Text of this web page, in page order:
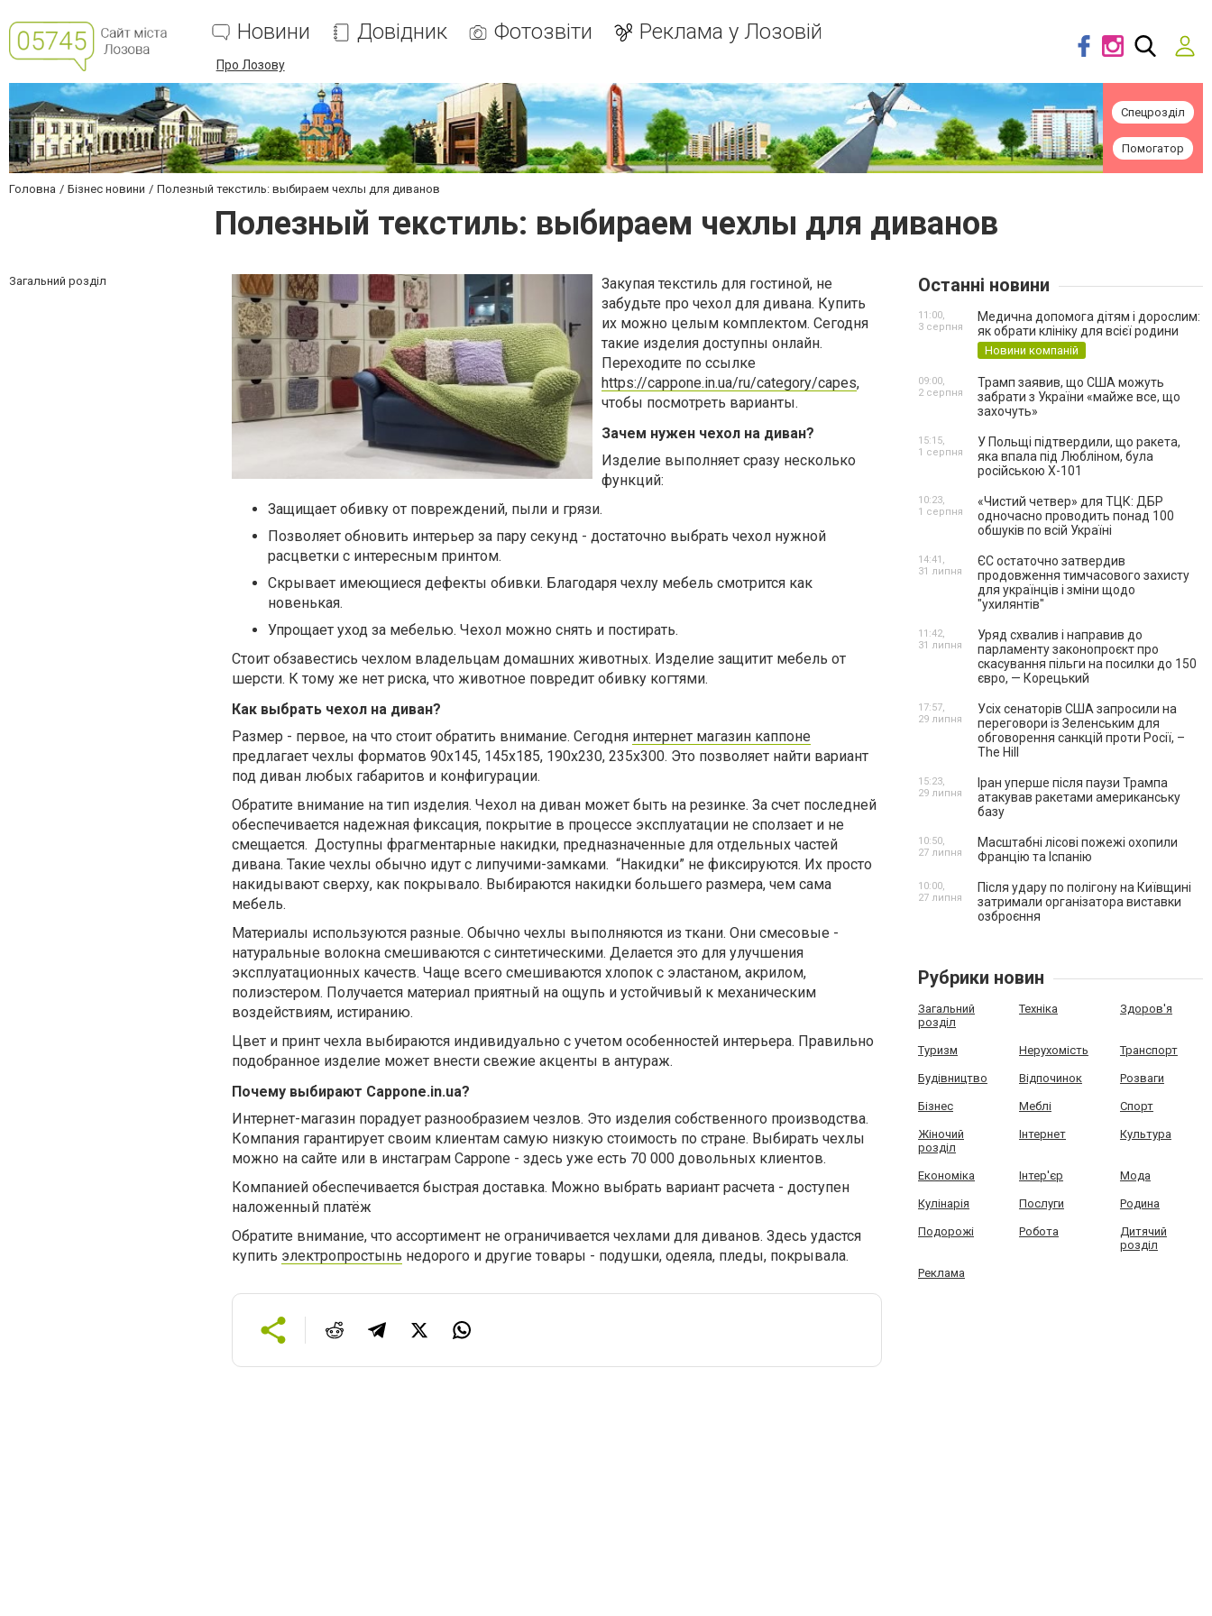
Новини Довідник Фотозвіти Реклама у Лозовій
Про Лозову
Спецрозділ
Помогатор
Головна Бізнес новини Полезный текстиль: выбираем чехлы для диванов
Полезный текстиль: выбираем чехлы для диванов
Загальний розділ
Закупая текстиль для гостиной, не
забудьте про чехол для дивана. Купить
их можно целым комплектом. Сегодня
такие изделия доступны онлайн.
Переходите по ссылке
https://cappone.in.ua/ru/category/capes,
чтобы посмотреть варианты.
Зачем нужен чехол на диван?
Изделие выполняет сразу несколько
функций:
Защищает обивку от повреждений, пыли и грязи.
Позволяет обновить интерьер за пару секунд - достаточно выбрать чехол нужной
расцветки с интересным принтом.
Скрывает имеющиеся дефекты обивки. Благодаря чехлу мебель смотрится как
новенькая.
Упрощает уход за мебелью. Чехол можно снять и постирать.
Стоит обзавестись чехлом владельцам домашних животных. Изделие защитит мебель от
шерсти. К тому же нет риска, что животное повредит обивку когтями.
Как выбрать чехол на диван?
Размер - первое, на что стоит обратить внимание. Сегодня интернет магазин каппоне
предлагает чехлы форматов 90х145, 145х185, 190х230, 235х300. Это позволяет найти вариант
под диван любых габаритов и конфигурации.
Обратите внимание на тип изделия. Чехол на диван может быть на резинке. За счет последней
обеспечивается надежная фиксация, покрытие в процессе эксплуатации не сползает и не
смещается. Доступны фрагментарные накидки, предназначенные для отдельных частей
дивана. Такие чехлы обычно идут с липучими-замками. “Накидки” не фиксируются. Их просто
накидывают сверху, как покрывало. Выбираются накидки большего размера, чем сама
мебель.
Материалы используются разные. Обычно чехлы выполняются из ткани. Они смесовые -
натуральные волокна смешиваются с синтетическими. Делается это для улучшения
эксплуатационных качеств. Чаще всего смешиваются хлопок с эластаном, акрилом,
полиэстером. Получается материал приятный на ощупь и устойчивый к механическим
воздействиям, истиранию.
Цвет и принт чехла выбираются индивидуально с учетом особенностей интерьера. Правильно
подобранное изделие может внести свежие акценты в антураж.
Почему выбирают Cappone.in.ua?
Интернет-магазин порадует разнообразием чезлов. Это изделия собственного производства.
Компания гарантирует своим клиентам самую низкую стоимость по стране. Выбирать чехлы
можно на сайте или в инстаграм Cappone - здесь уже есть 70 000 довольных клиентов.
Компанией обеспечивается быстрая доставка. Можно выбрать вариант расчета - доступен
наложенный платёж
Обратите внимание, что ассортимент не ограничивается чехлами для диванов. Здесь удастся
купить электропростынь недорого и другие товары - подушки, одеяла, пледы, покрывала.
Останні новини
Медична допомога дітям і дорослим:
як обрати клініку для всієї родини
Новини компаній
11:00,
3 серпня
Трамп заявив, що США можуть
забрати з України «майже все, що
захочуть»
09:00,
2 серпня
У Польщі підтвердили, що ракета,
яка впала під Любліном, була
російською Х-101
15:15,
1 серпня
«Чистий четвер» для ТЦК: ДБР
одночасно проводить понад 100
обшуків по всій Україні
10:23,
1 серпня
ЄС остаточно затвердив
продовження тимчасового захисту
для українців і зміни щодо
"ухилянтів"
14:41,
31 липня
Уряд схвалив і направив до
парламенту законопроєкт про
скасування пільги на посилки до 150
євро, — Корецький
11:42,
31 липня
Усіх сенаторів США запросили на
переговори із Зеленським для
обговорення санкцій проти Росії, –
The Hill
17:57,
29 липня
Іран уперше після паузи Трампа
атакував ракетами американську
базу
15:23,
29 липня
Масштабні лісові пожежі охопили
Францію та Іспанію
10:50,
27 липня
Після удару по полігону на Київщині
затримали організатора виставки
озброєння
10:00,
27 липня
Рубрики новин
Загальний
розділ
Техніка Здоров'я
Туризм Нерухомість Транспорт
Будівництво Відпочинок Розваги
Бізнес Меблі Спорт
Жіночий
розділ
Інтернет Культура
Економіка Інтер'єр Мода
Кулінарія Послуги Родина
Подорожі Робота
Дитячий
розділ
Реклама